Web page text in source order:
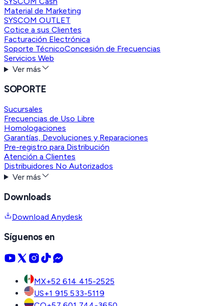
Material de Marketing
SYSCOM OUTLET
Cotice a sus Clientes
Facturación Electrónica
Soporte TécnicoConcesión de Frecuencias
Servicios Web
Ver más
SOPORTE
Sucursales
Frecuencias de Uso Libre
Homologaciones
Garantías, Devoluciones y Reparaciones
Pre-registro para Distribución
Atención a Clientes
Distribuidores No Autorizados
Ver más
Downloads
Download Anydesk
Síguenos en
MX+52 614 415-2525
US+1 915 533-5119